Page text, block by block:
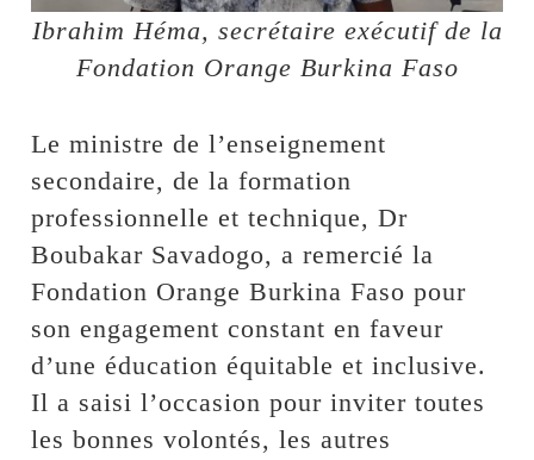
Ibrahim Héma, secrétaire exécutif de la
Fondation Orange Burkina Faso
Le ministre de l’enseignement
secondaire, de la formation
professionnelle et technique, Dr
Boubakar Savadogo, a remercié la
Fondation Orange Burkina Faso pour
son engagement constant en faveur
d’une éducation équitable et inclusive.
Il a saisi l’occasion pour inviter toutes
les bonnes volontés, les autres